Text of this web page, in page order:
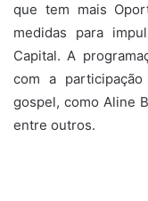
que tem mais
medidas para
Capital. A
com a
gospel, como Aline
entre outros.